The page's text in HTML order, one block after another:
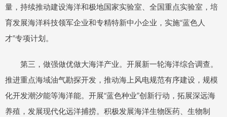
量，持续推动建设海洋和极地国家实验室、全国重点实验室，培
育发展海洋科技领军企业和专精特新中小企业，实施“蓝色人
才”专项计划。
第三，做强做优做大海洋产业。开展新一轮海洋综合调查。
推进重点海域油气勘探开发，推动海上风电规范有序建设，规模
化开发潮汐能等海洋能。开展“蓝色种业”创新行动，拓展深远海
养殖，发展现代化远洋捕捞。积极发展海洋生物医药、生物制